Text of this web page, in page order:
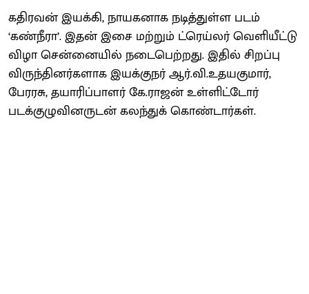
கதிரவன் இயக்கி, நாயகனாக நடித்துள்ள படம்
‘கண்நீரா’. இதன் இசை மற்றும் ட்ரெய்லர் வெளியீட்டு
விழா சென்னையில் நடைபெற்றது. இதில் சிறப்பு
விருந்தினர்களாக இயக்குநர் ஆர்.வி.உதயகுமார்,
பேரரசு, தயாரிப்பாளர் கே.ராஜன் உள்ளிட்டோர்
படக்குழுவினருடன் கலந்துக் கொண்டார்கள்.